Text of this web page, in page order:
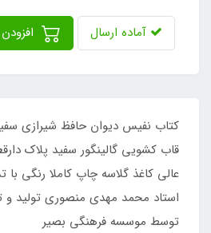
آماده ارسال
کتاب نفیس دیوان حافظ شیرازی سفید
قاب کشویی گالینگور سفید پلاک
عالی کاغذ گلاسه چاپ کاملا رنگی
استاد محمد مهدی منصوری تولید و
توسط موسسه فرهنگی بصیر